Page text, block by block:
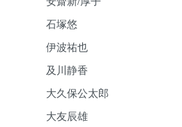
石塚悠
伊波祐也
及川静香
大久保公太郎
大友辰雄